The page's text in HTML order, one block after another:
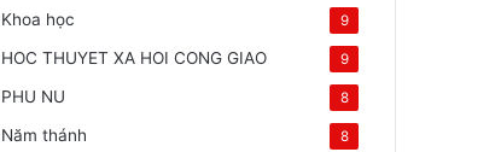
Khoa học 9
HOC THUYET XA HOI CONG GIAO 9
PHU NU 8
Năm thánh 8